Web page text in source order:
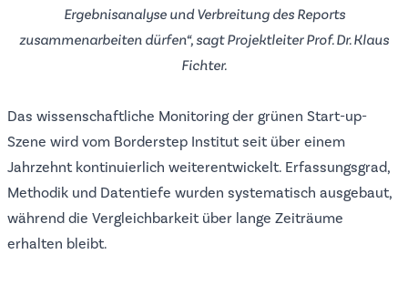
Ergebnisanalyse und Verbreitung des Reports
zusammenarbeiten dürfen“, sagt Projektleiter Prof. Dr. Klaus
Fichter.
Das wissenschaftliche Monitoring der grünen Start-up-
Szene wird vom Borderstep Institut seit über einem
Jahrzehnt kontinuierlich weiterentwickelt. Erfassungsgrad,
Methodik und Datentiefe wurden systematisch ausgebaut,
während die Vergleichbarkeit über lange Zeiträume
erhalten bleibt.